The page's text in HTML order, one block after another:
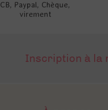
CB, Paypal, Chèque,
virement
Inscription à la